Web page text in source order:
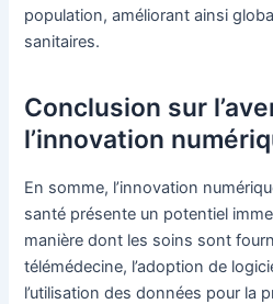
population, améliorant ainsi
sanitaires.
Conclusion sur
l’innovation
En somme, l’innovation
santé présente un potentiel
manière dont les soins sont
télémédecine, l’adoption de
l’utilisation des données pour la